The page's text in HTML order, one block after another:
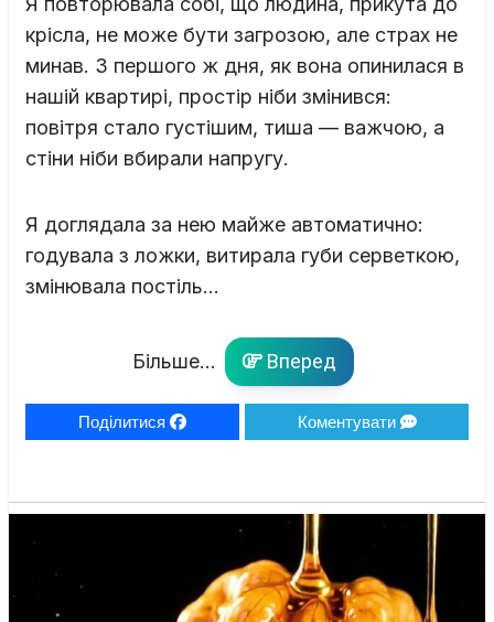
крісла, не може бути загрозою, але страх не
минав. З першого ж дня, як вона опинилася в
нашій квартирі, простір ніби змінився:
повітря стало густішим, тиша — важчою, а
стіни ніби вбирали напругу.
Я доглядала за нею майже автоматично:
годувала з ложки, витирала губи серветкою,
змінювала постіль…
Більше... Вперед
Поділитися Коментувати